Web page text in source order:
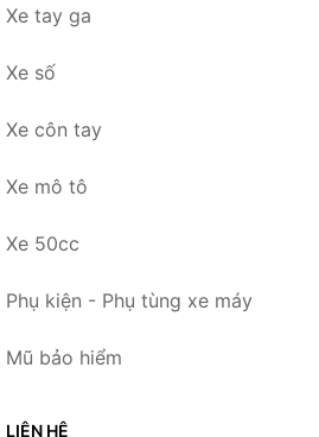
Xe tay ga
Xe số
Xe côn tay
Xe mô tô
Xe 50cc
Phụ kiện - Phụ tùng xe máy
Mũ bảo hiểm
LIÊN HỆ